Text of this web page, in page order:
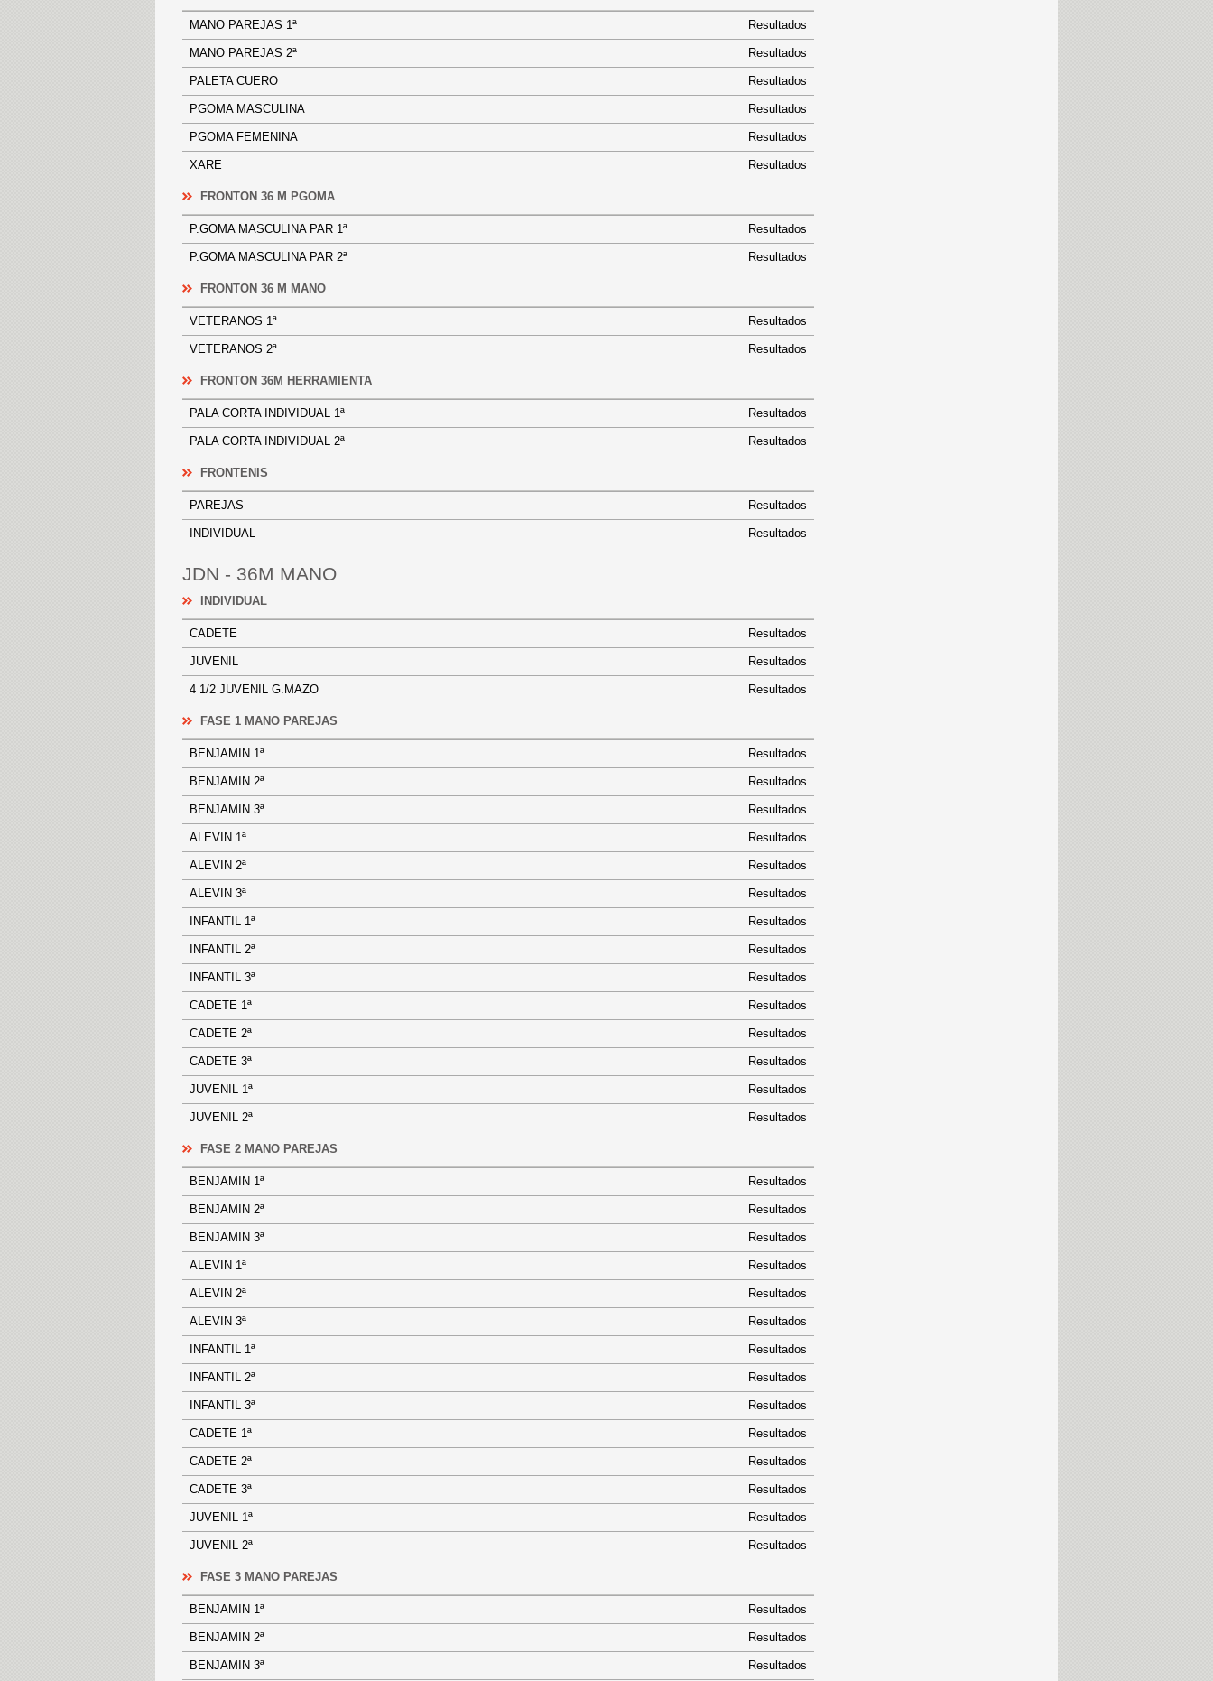
MANO PAREJAS 1ª Resultados
MANO PAREJAS 2ª Resultados
PALETA CUERO Resultados
PGOMA MASCULINA Resultados
PGOMA FEMENINA Resultados
XARE Resultados
FRONTON 36 M PGOMA
P.GOMA MASCULINA PAR 1ª Resultados
P.GOMA MASCULINA PAR 2ª Resultados
FRONTON 36 M MANO
VETERANOS 1ª Resultados
VETERANOS 2ª Resultados
FRONTON 36M HERRAMIENTA
PALA CORTA INDIVIDUAL 1ª Resultados
PALA CORTA INDIVIDUAL 2ª Resultados
FRONTENIS
PAREJAS Resultados
INDIVIDUAL Resultados
JDN - 36M MANO
INDIVIDUAL
CADETE Resultados
JUVENIL Resultados
4 1/2 JUVENIL G.MAZO Resultados
FASE 1 MANO PAREJAS
BENJAMIN 1ª Resultados
BENJAMIN 2ª Resultados
BENJAMIN 3ª Resultados
ALEVIN 1ª Resultados
ALEVIN 2ª Resultados
ALEVIN 3ª Resultados
INFANTIL 1ª Resultados
INFANTIL 2ª Resultados
INFANTIL 3ª Resultados
CADETE 1ª Resultados
CADETE 2ª Resultados
CADETE 3ª Resultados
JUVENIL 1ª Resultados
JUVENIL 2ª Resultados
FASE 2 MANO PAREJAS
BENJAMIN 1ª Resultados
BENJAMIN 2ª Resultados
BENJAMIN 3ª Resultados
ALEVIN 1ª Resultados
ALEVIN 2ª Resultados
ALEVIN 3ª Resultados
INFANTIL 1ª Resultados
INFANTIL 2ª Resultados
INFANTIL 3ª Resultados
CADETE 1ª Resultados
CADETE 2ª Resultados
CADETE 3ª Resultados
JUVENIL 1ª Resultados
JUVENIL 2ª Resultados
FASE 3 MANO PAREJAS
BENJAMIN 1ª Resultados
BENJAMIN 2ª Resultados
BENJAMIN 3ª Resultados